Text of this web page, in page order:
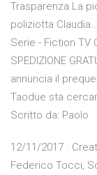
Trasparenza La
poliziotta
Serie - Fiction TV
SPEDIZIONE
annuncia il
Taodue sta
Scritto da: Paolo
12/11/2017 ·
Federico Tocci,